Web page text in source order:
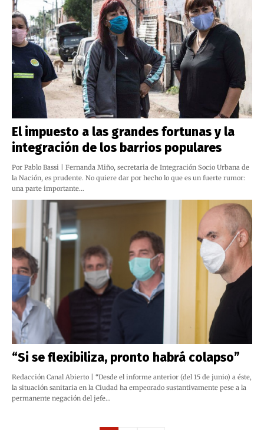
El impuesto a las grandes fortunas y la
integración de los barrios populares
Por Pablo Bassi | Fernanda Miño, secretaria de Integración Socio Urbana de
la Nación, es prudente. No quiere dar por hecho lo que es un fuerte rumor:
una parte importante…
“Si se flexibiliza, pronto habrá colapso”
Redacción Canal Abierto | “Desde el informe anterior (del 15 de junio) a éste,
la situación sanitaria en la Ciudad ha empeorado sustantivamente pese a la
permanente negación del jefe…